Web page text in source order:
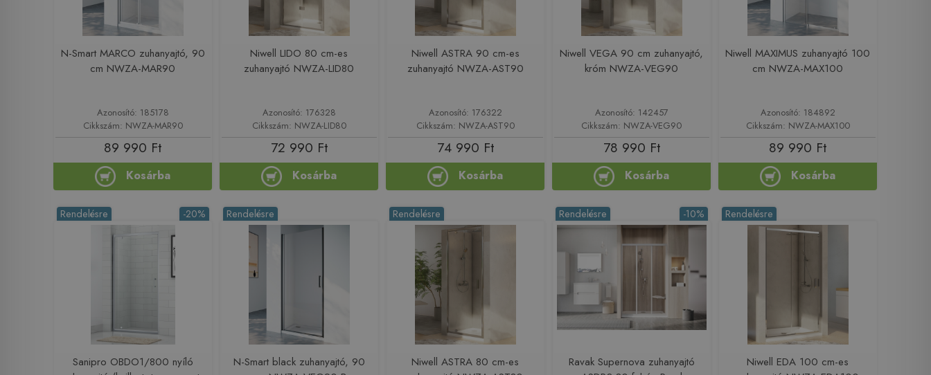
N-Smart MARCO zuhanyajtó, 90
cm NWZA-MAR90
Azonosító: 185178
Cikkszám: NWZA-MAR90
89 990 Ft
Kosárba
Niwell LIDO 80 cm-es
zuhanyajtó NWZA-LID80
Azonosító: 176328
Cikkszám: NWZA-LID80
72 990 Ft
Kosárba
Niwell ASTRA 90 cm-es
zuhanyajtó NWZA-AST90
Azonosító: 176322
Cikkszám: NWZA-AST90
74 990 Ft
Kosárba
Niwell VEGA 90 cm zuhanyajtó,
króm NWZA-VEG90
Azonosító: 142457
Cikkszám: NWZA-VEG90
78 990 Ft
Kosárba
Niwell MAXIMUS zuhanyajtó 100
cm NWZA-MAX100
Azonosító: 184892
Cikkszám: NWZA-MAX100
89 990 Ft
Kosárba
-20%
Rendelésre
Sanipro OBDO1/800 nyíló
Rendelésre
N-Smart black zuhanyajtó, 90
Rendelésre
Niwell ASTRA 80 cm-es
-10%
Rendelésre
Ravak Supernova zuhanyajtó
Rendelésre
Niwell EDA 100 cm-es